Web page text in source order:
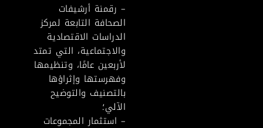
– رقمنة أرشيفات
الصحافة التابعة لمركز
الدراسات الاقتصادية
والاجتماعية، التي تمتد
لأربعين عامًا، وتنظيمها
وفهرستها وإثراؤها
بالتصنيف والتوضيح
الآلي؛
– استثمار المجموعات